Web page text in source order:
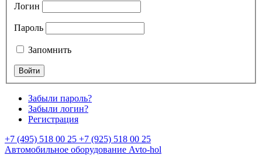
Логин
Пароль
Запомнить
Забыли пароль?
Забыли логин?
Регистрация
+7 (495) 518 00 25 +7 (925) 518 00 25
Автомобильное оборудование Avto-hol